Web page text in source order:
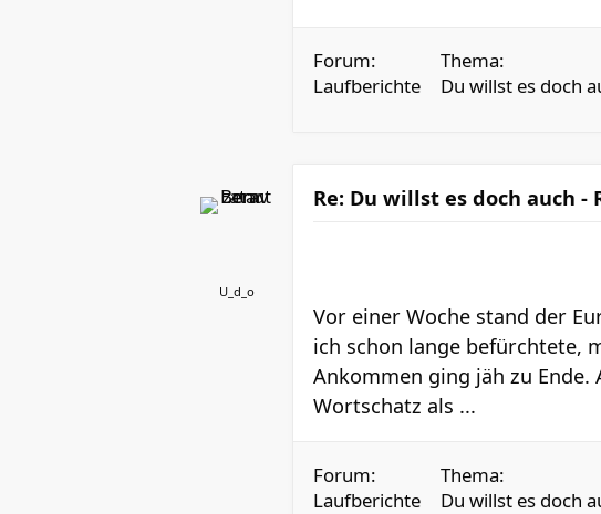
Forum:
Laufberichte
Thema:
Du willst es doch
U_d_o
Re: Du willst es doch auch -
Vor einer Woche stand der
ich schon lange befürchtete,
Ankommen ging jäh zu
Wortschatz als ...
Forum:
Laufberichte
Thema:
Du willst es doch